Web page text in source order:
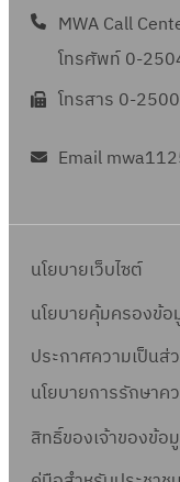
MWA Call
โทรศัพท์ 0-
โทรสาร 0-
Email
นโยบายเว็บไซต์
นโยบายคุ้มครองข้
ประกาศความเป็นส่
นโยบายการรักษาค
สิทธิ์ของเจ้าของข้อ